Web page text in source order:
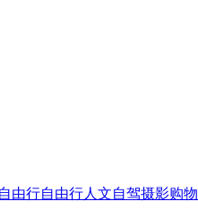
由行自由行人文自驾摄影购物